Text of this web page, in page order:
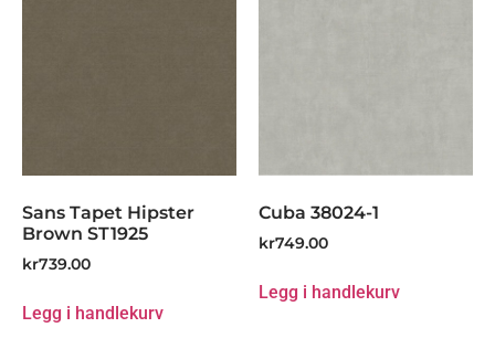
Sans Tapet Hipster
Brown ST1925
kr739.00
Legg i handlekurv
Cuba 38024-1
kr749.00
Legg i handlekurv